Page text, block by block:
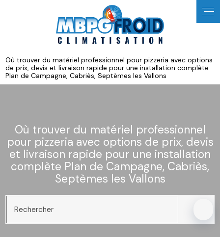
Où trouver du matériel professionnel pour pizzeria avec options
de prix, devis et livraison rapide pour une installation complète
Plan de Campagne, Cabriès, Septèmes les Vallons
Où trouver du matériel professionnel
pour pizzeria avec options de prix, devis
et livraison rapide pour une installation
complète Plan de Campagne, Cabriès,
Septèmes les Vallons
Rechercher